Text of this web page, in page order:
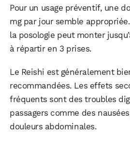
Pour un usage préventif, une
mg par jour semble
la posologie peut monter
à répartir en 3 prises.
Le Reishi est généralement
recommandées. Les effets
fréquents sont des troubles
passagers comme des
douleurs abdominales.